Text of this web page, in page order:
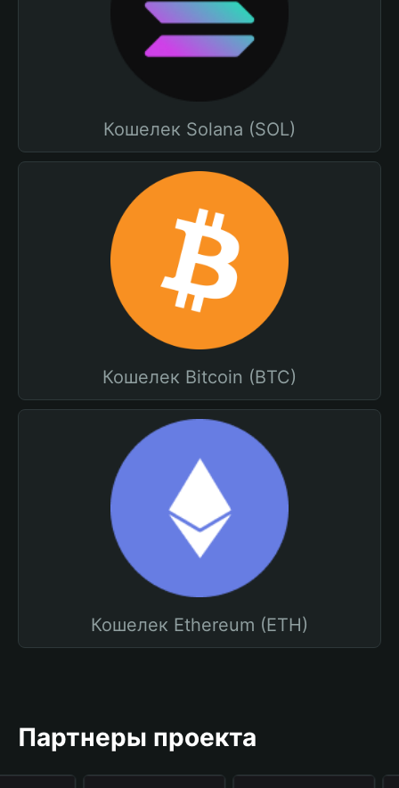
Кошелек Solana (SOL)
Кошелек Bitcoin (BTC)
Кошелек Ethereum (ETH)
Партнеры проекта